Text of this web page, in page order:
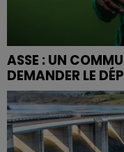
ASSE : UN
DEMANDER LE